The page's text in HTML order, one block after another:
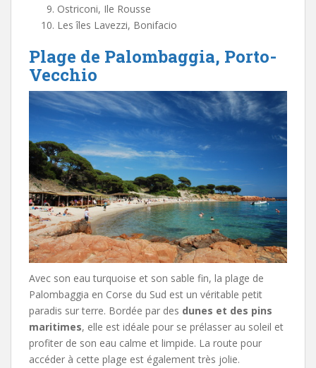
Ostriconi, Ile Rousse
Les îles Lavezzi, Bonifacio
Plage de Palombaggia, Porto-
Vecchio
Avec son eau turquoise et son sable fin, la plage de
Palombaggia en Corse du Sud est un véritable petit
paradis sur terre. Bordée par des dunes et des pins
maritimes, elle est idéale pour se prélasser au soleil et
profiter de son eau calme et limpide. La route pour
accéder à cette plage est également très jolie.